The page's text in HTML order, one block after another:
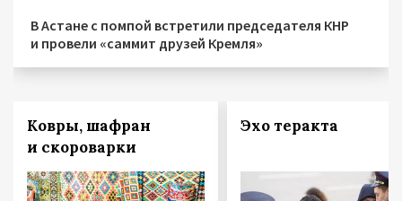
В Астане с помпой встретили председателя КНР
и провели «саммит друзей Кремля»
Ковры, шафран
и скороварки
Эхо теракта